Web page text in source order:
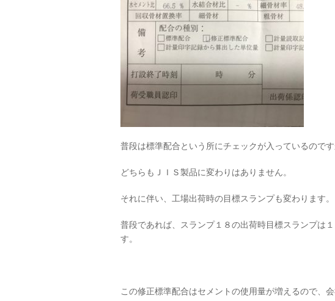
普段は標準配合という所にチェックが入っているので
どちらもＪＩＳ製品に変わりはありません。
それに伴い、工場出荷時の目標スランプも変わります。
普段であれば、スランプ１８の出荷時目標スランプは
す。
この修正標準配合はセメントの使用量が増えるので、